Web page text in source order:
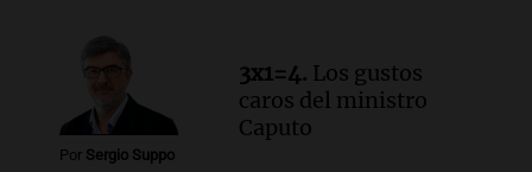
Por Sergio Suppo
3x1=4. Los gustos
caros del ministro
Caputo